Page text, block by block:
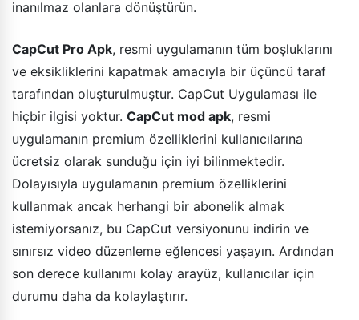
inanılmaz olanlara dönüştürün.
CapCut Pro Apk, resmi uygulamanın tüm boşluklarını
ve eksikliklerini kapatmak amacıyla bir üçüncü taraf
tarafından oluşturulmuştur. CapCut Uygulaması ile
hiçbir ilgisi yoktur. CapCut mod apk, resmi
uygulamanın premium özelliklerini kullanıcılarına
ücretsiz olarak sunduğu için iyi bilinmektedir.
Dolayısıyla uygulamanın premium özelliklerini
kullanmak ancak herhangi bir abonelik almak
istemiyorsanız, bu CapCut versiyonunu indirin ve
sınırsız video düzenleme eğlencesi yaşayın. Ardından
son derece kullanımı kolay arayüz, kullanıcılar için
durumu daha da kolaylaştırır.